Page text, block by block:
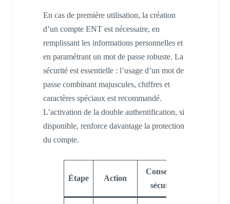
En cas de première utilisation, la création
d’un compte ENT est nécessaire, en
remplissant les informations personnelles et
en paramétrant un mot de passe robuste. La
sécurité est essentielle : l’usage d’un mot de
passe combinant majuscules, chiffres et
caractères spéciaux est recommandé.
L’activation de la double authentification, si
disponible, renforce davantage la protection
du compte.
Étape Action
Conseil de
sécurité